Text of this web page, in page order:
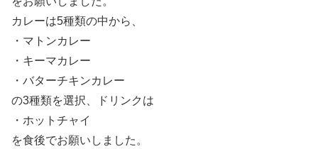
カレーは5種類の中から、
・マトンカレー
・キーマカレー
・バターチキンカレー
の3種類を選択、ドリンクは
・ホットチャイ
を食後でお願いしました。